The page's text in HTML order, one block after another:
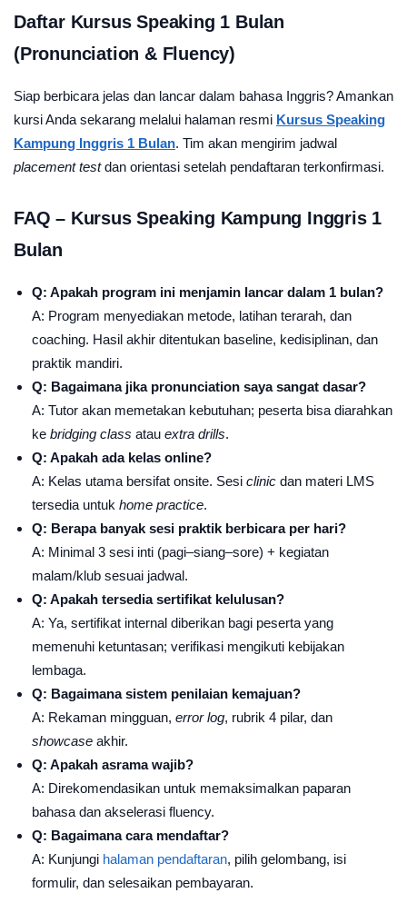
Daftar Kursus Speaking 1 Bulan
(Pronunciation & Fluency)
Siap berbicara jelas dan lancar dalam bahasa Inggris? Amankan
kursi Anda sekarang melalui halaman resmi Kursus Speaking
Kampung Inggris 1 Bulan. Tim akan mengirim jadwal
placement testdan orientasi setelah pendaftaran terkonfirmasi.
FAQ – Kursus Speaking Kampung Inggris 1
Bulan
Q: Apakah program ini menjamin lancar dalam 1 bulan?
A: Program menyediakan metode, latihan terarah, dan
coaching. Hasil akhir ditentukan baseline, kedisiplinan, dan
praktik mandiri.
Q: Bagaimana jika pronunciation saya sangat dasar?
A: Tutor akan memetakan kebutuhan; peserta bisa diarahkan
ke bridging class atau extra drills.
Q: Apakah ada kelas online?
A: Kelas utama bersifat onsite. Sesi clinic dan materi LMS
tersedia untuk home practice.
Q: Berapa banyak sesi praktik berbicara per hari?
A: Minimal 3 sesi inti (pagi–siang–sore) + kegiatan
malam/klub sesuai jadwal.
Q: Apakah tersedia sertifikat kelulusan?
A: Ya, sertifikat internal diberikan bagi peserta yang
memenuhi ketuntasan; verifikasi mengikuti kebijakan
lembaga.
Q: Bagaimana sistem penilaian kemajuan?
A: Rekaman mingguan, error log, rubrik 4 pilar, dan
showcase akhir.
Q: Apakah asrama wajib?
A: Direkomendasikan untuk memaksimalkan paparan
bahasa dan akselerasi fluency.
Q: Bagaimana cara mendaftar?
A: Kunjungi halaman pendaftaran, pilih gelombang, isi
formulir, dan selesaikan pembayaran.